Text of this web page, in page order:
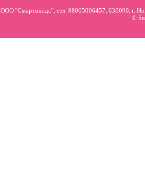
ООО "Смартикидс", тел. 88005006457, 630090, г.
©